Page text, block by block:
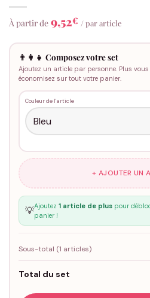
À partir de 9,52€ / par article
👨‍👩‍👧 Composez votre set
Ajoutez un article par personne. Plus
économisez sur tout votre panier.
Couleur de l'article
+ AJOUTER UN
💡Ajoutez 1 article de pluspour
panier !
Sous-total (1 articles)
Total du set